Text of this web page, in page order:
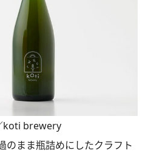
koti brewery
まま瓶詰めにしたクラフト